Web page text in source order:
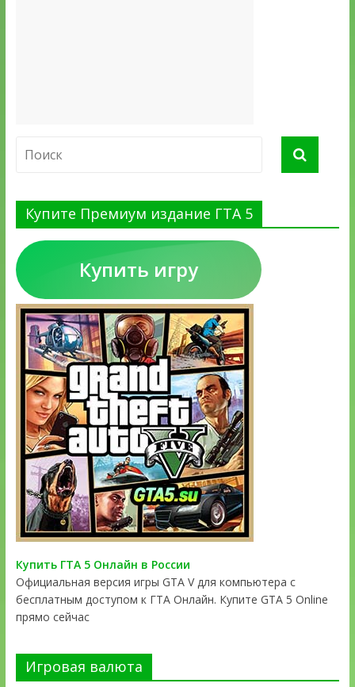
Купите Премиум издание ГТА 5
Купить игру
Купить ГТА 5 Онлайн в России
Официальная версия игры GTA V для компьютера с
бесплатным доступом к ГТА Онлайн. Купите GTA 5 Online
прямо сейчас
Игровая валюта